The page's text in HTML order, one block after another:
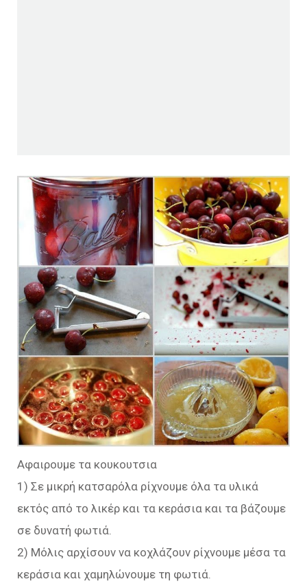
Αφαιρουμε τα κουκουτσια
1) Σε μικρή κατσαρόλα ρίχνουμε όλα τα υλικά
εκτός από το λικέρ και τα κεράσια και τα βάζουμε
σε δυνατή φωτιά.
2) Μόλις αρχίσουν να κοχλάζουν ρίχνουμε μέσα τα
κεράσια και χαμηλώνουμε τη φωτιά.